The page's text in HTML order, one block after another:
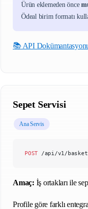
Ürün eklemeden önce
Ödeal birim formatı
📚 API
Sepet Servisi
Ana Servis
POST /api/v1/basket
Amaç: İş ortakları ile
Profile göre farklı